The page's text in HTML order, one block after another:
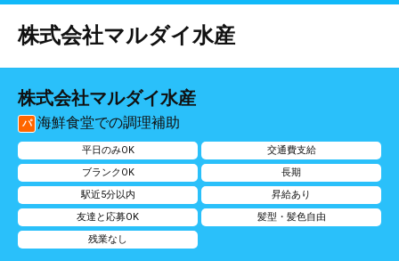
株式会社マルダイ水産
株式会社マルダイ水産
パ 海鮮食堂での調理補助
平日のみOK
交通費支給
ブランクOK
長期
駅近5分以内
昇給あり
友達と応募OK
髪型・髪色自由
残業なし